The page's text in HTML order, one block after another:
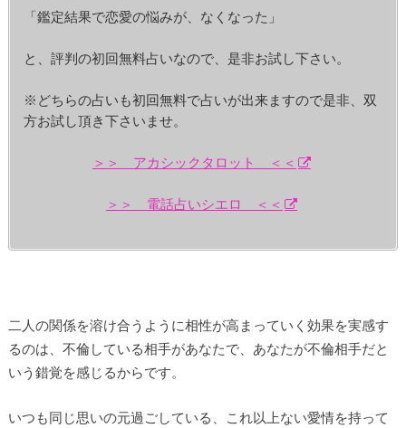
「鑑定結果で恋愛の悩みが、なくなった」
と、評判の初回無料占いなので、是非お試し下さい。
※どちらの占いも初回無料で占いが出来ますので是非、双
方お試し頂き下さいませ。
＞＞ アカシックタロット ＜＜
＞＞ 電話占いシエロ ＜＜
二人の関係を溶け合うように相性が高まっていく効果を実感す
るのは、不倫している相手があなたで、あなたが不倫相手だと
いう錯覚を感じるからです。
いつも同じ思いの元過ごしている、これ以上ない愛情を持って